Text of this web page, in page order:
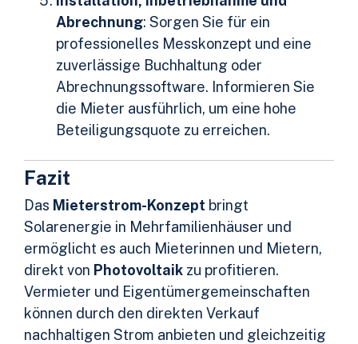
Abrechnung: Sorgen Sie für ein
professionelles Messkonzept und eine
zuverlässige Buchhaltung oder
Abrechnungssoftware. Informieren Sie
die Mieter ausführlich, um eine hohe
Beteiligungsquote zu erreichen.
Fazit
Das Mieterstrom-Konzept bringt
Solarenergie in Mehrfamilienhäuser und
ermöglicht es auch Mieterinnen und Mietern,
direkt von Photovoltaik zu profitieren.
Vermieter und Eigentümergemeinschaften
können durch den direkten Verkauf
nachhaltigen Strom anbieten und gleichzeitig